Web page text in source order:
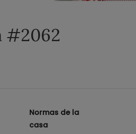
#2062
Normas de la
casa